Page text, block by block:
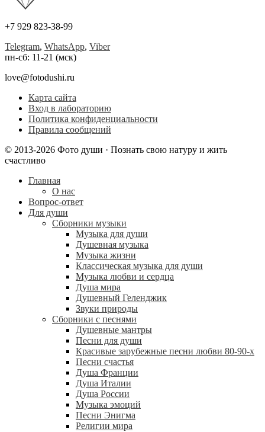
+7 929 823-38-99
Telegram, WhatsApp, Viber
пн-сб: 11-21 (мск)
love@fotodushi.ru
Карта сайта
Вход в лабораторию
Политика конфиденциальности
Правила сообщений
© 2013-2026 Фото души · Познать свою натуру и жить
счастливо
Главная
О нас
Вопрос-ответ
Для души
Сборники музыки
Музыка для души
Душевная музыка
Музыка жизни
Классическая музыка для души
Музыка любви и сердца
Душа мира
Душевный Геленджик
Звуки природы
Сборники с песнями
Душевные мантры
Песни для души
Красивые зарубежные песни любви 80-90-х
Песни счастья
Душа Франции
Душа Италии
Душа России
Музыка эмоций
Песни Энигма
Религии мира